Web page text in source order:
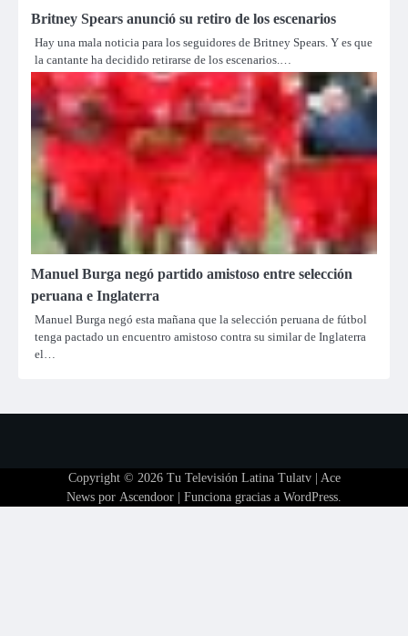
Britney Spears anunció su retiro de los escenarios
Hay una mala noticia para los seguidores de Britney Spears. Y es que
la cantante ha decidido retirarse de los escenarios.…
Manuel Burga negó partido amistoso entre selección
peruana e Inglaterra
Manuel Burga negó esta mañana que la selección peruana de fútbol
tenga pactado un encuentro amistoso contra su similar de Inglaterra
el…
Copyright © 2026 Tu Televisión Latina Tulatv| Ace
News por Ascendoor | Funciona gracias a WordPress.